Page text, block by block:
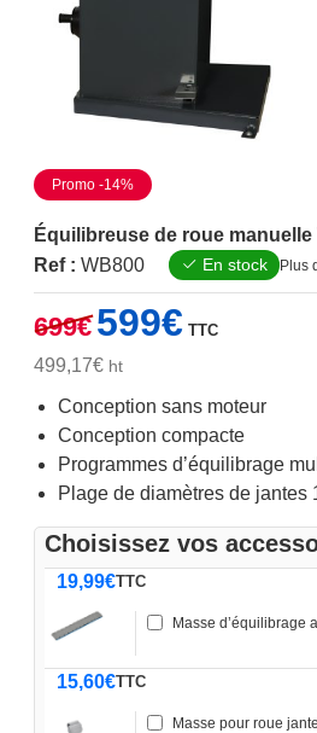
Promo -14%
Équilibreuse de roue manuelle
Ref : WB800 En stock Plus
699€
Le
prix
initial
699€.
599€prix
TTC
499,17€ht
Conception sans moteur
Conception compacte
Programmes d’équilibrage
Plage de diamètres de jantes
Choisissez vos
Masse d’équilibrage
19,99€TTC
Masse pour roue
15,60€TTC